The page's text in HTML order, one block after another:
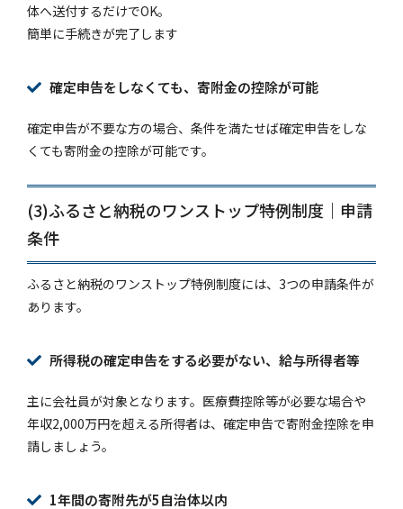
体へ送付するだけでOK。
簡単に手続きが完了します
確定申告をしなくても、寄附金の控除が可能
確定申告が不要な方の場合、条件を満たせば確定申告をしな
くても寄附金の控除が可能です。
(3)ふるさと納税のワンストップ特例制度｜申請
条件
ふるさと納税のワンストップ特例制度には、3つの申請条件が
あります。
所得税の確定申告をする必要がない、給与所得者等
主に会社員が対象となります。医療費控除等が必要な場合や
年収2,000万円を超える所得者は、確定申告で寄附金控除を申
請しましょう。
1年間の寄附先が5自治体以内